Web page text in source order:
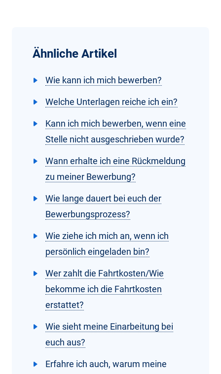
Ähnliche Artikel
Wie kann ich mich bewerben?
Welche Unterlagen reiche ich ein?
Kann ich mich bewerben, wenn eine
Stelle nicht ausgeschrieben wurde?
Wann erhalte ich eine Rückmeldung
zu meiner Bewerbung?
Wie lange dauert bei euch der
Bewerbungsprozess?
Wie ziehe ich mich an, wenn ich
persönlich eingeladen bin?
Wer zahlt die Fahrtkosten/Wie
bekomme ich die Fahrtkosten
erstattet?
Wie sieht meine Einarbeitung bei
euch aus?
Erfahre ich auch, warum meine